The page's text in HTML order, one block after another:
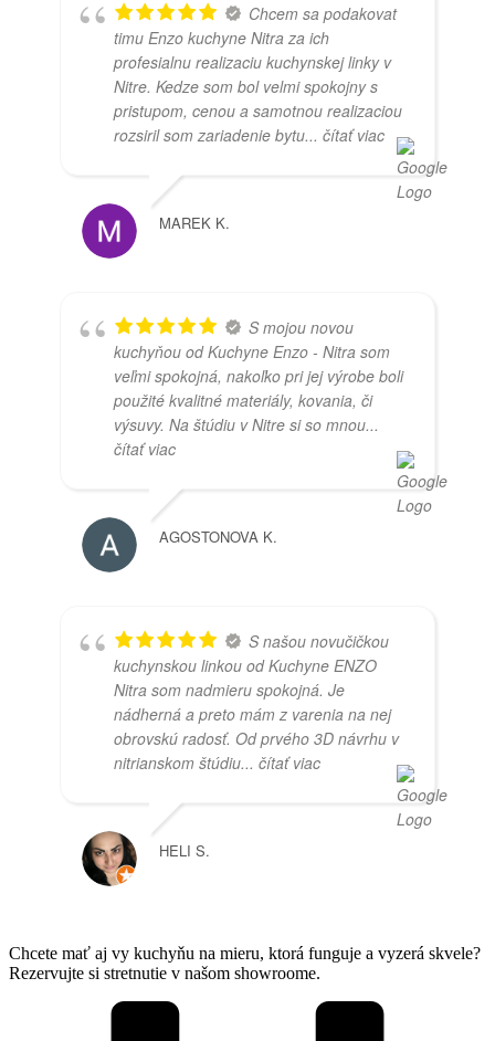
Chcem sa podakovat
timu Enzo kuchyne Nitra za ich
profesialnu realizaciu kuchynskej linky v
Nitre. Kedze som bol velmi spokojny s
pristupom, cenou a samotnou realizaciou
rozsiril som zariadenie bytu... čítať viac
MAREK K.
S mojou novou
kuchyňou od Kuchyne Enzo - Nitra som
veľmi spokojná, nakoľko pri jej výrobe boli
použité kvalitné materiály, kovania, či
výsuvy. Na štúdiu v Nitre si so mnou...
čítať viac
AGOSTONOVA K.
S našou novučičkou
kuchynskou linkou od Kuchyne ENZO
Nitra som nadmieru spokojná. Je
nádherná a preto mám z varenia na nej
obrovskú radosť. Od prvého 3D návrhu v
nitrianskom štúdiu... čítať viac
HELI S.
Chcete mať aj vy kuchyňu na mieru, ktorá funguje a vyzerá skvele?
Rezervujte si stretnutie v našom showroome.